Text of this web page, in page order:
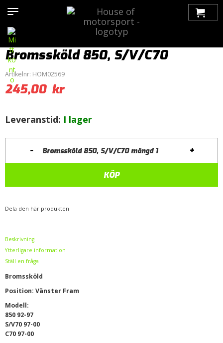
Bilmärken>Volvo> C70 C70 (1997-2005)>
Bromsar
> Bromssköld 850, S/V/C70
Bromssköld 850, S/V/C70
Artikelnr: HOM02569
245,00 kr
Leveranstid: I lager
- Bromssköld 850, S/V/C70 mängd +
KÖP
Dela den här produkten
Beskrivning
Ytterligare information
Ställ en fråga
Bromssköld
Position: Vänster Fram
Modell:
850 92-97
S/V70 97-00
C70 97-00